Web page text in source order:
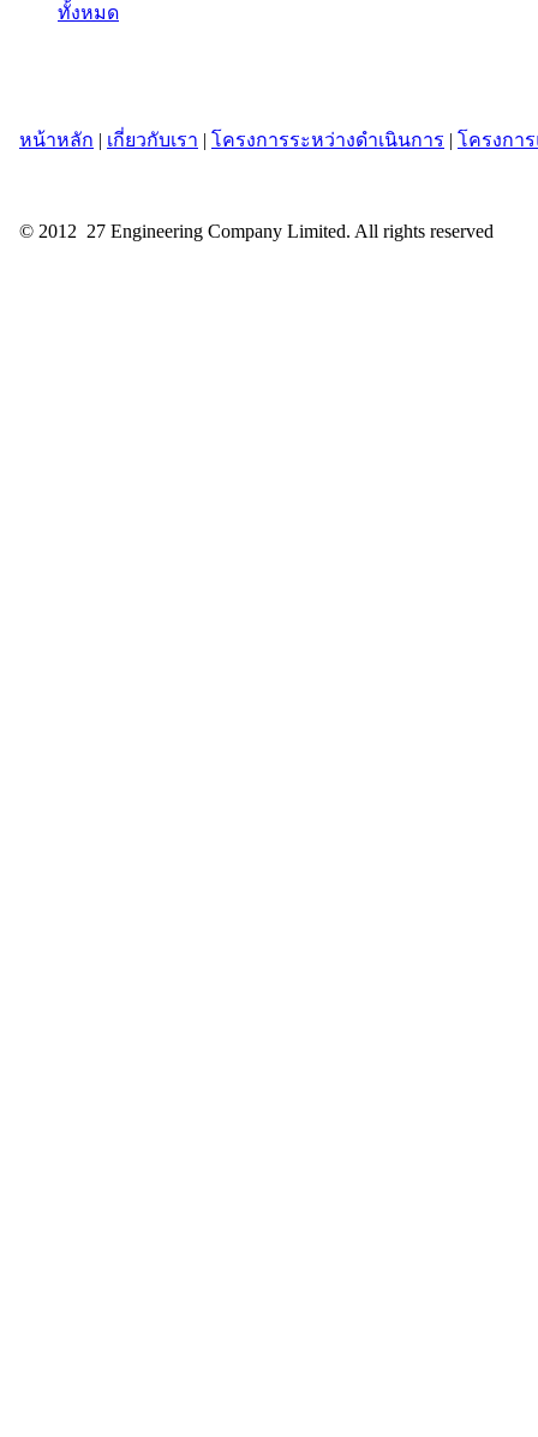
ทั้งหมด
หน้าหลัก | เกี่ยวกับเรา | โครงการระหว่างดำเนินการ | โครงกา
© 2012 27 Engineering Company Limited. All rights reserved